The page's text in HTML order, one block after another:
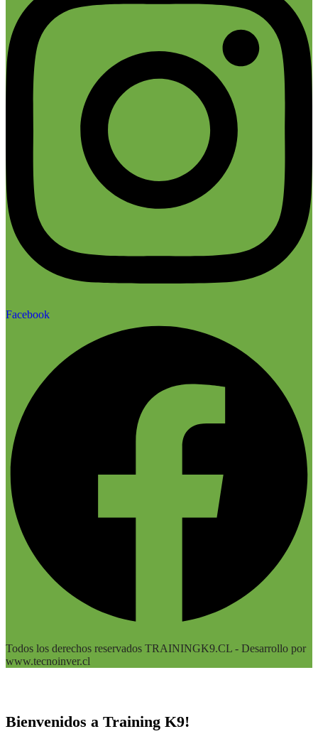
Facebook
Todos los derechos reservados TRAININGK9.CL - Desarrollo por
www.tecnoinver.cl
Bienvenidos a Training K9!